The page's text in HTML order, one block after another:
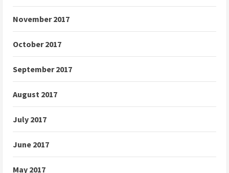
November 2017
October 2017
September 2017
August 2017
July 2017
June 2017
May 2017